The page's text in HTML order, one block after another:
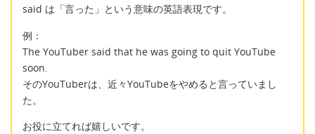
said は「言った」という意味の英語表現です。
例：
The YouTuber said that he was going to quit YouTube
soon.
そのYouTuberは、近々YouTubeをやめると言っていまし
た。
お役に立てれば嬉しいです。